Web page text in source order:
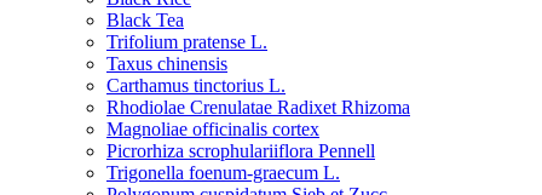
Black Tea
Trifolium pratense L.
Taxus chinensis
Carthamus tinctorius L.
Rhodiolae Crenulatae Radixet Rhizoma
Magnoliae officinalis cortex
Picrorhiza scrophulariiflora Pennell
Trigonella foenum-graecum L.